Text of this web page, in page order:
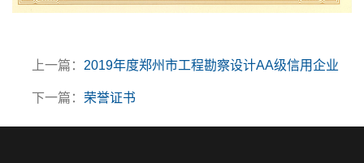
上一篇： 2019年度郑州市工程勘察设计AA级信用企业
下一篇： 荣誉证书